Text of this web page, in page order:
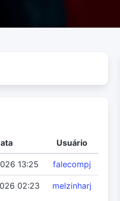
Usuário
13:25 falecompj
02:23 melzinharj